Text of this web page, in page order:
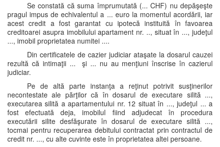
Se constată că suma împrumutată (... CHF) nu depăşeşte
pragul impus de echivalentul a ... euro la momentul acordării, iar
acest credit a fost garantat cu ipotecă instituită în favoarea
creditoarei asupra imobilului apartament nr. .., situat în ..., judeţul
..., imobil proprietatea numitei ....
Din certificatele de cazier judiciar ataşate la dosarul cauzei
rezultă că intimaţii ... şi ... nu au menţiuni înscrise în cazierul
judiciar.
Pe de altă parte instanţa a reţinut potrivit susţinerilor
necontestate ale părţilor că în dosarul de executare silită ...,
executarea silită a apartamentului nr. 12 situat în ..., judeţul ... a
fost efectuată deja, imobilul fiind adjudecat în procedura
executării silite desfăşurate în dosarul de executare silită ...,
tocmai pentru recuperarea debitului contractat prin contractul de
credit nr. ..., cu alte cuvinte este în proprietatea altei persoane.